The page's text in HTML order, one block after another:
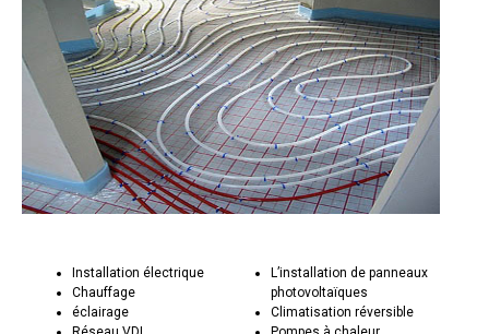
Installation électrique
Chauffage
éclairage
L’installation de panneaux
photovoltaïques
Climatisation réversible